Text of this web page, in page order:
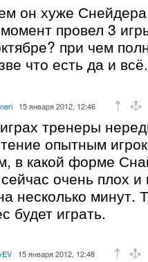
он хуже
провел 3
при чем
что есть да и всё.
15 января 2012, 12:46
тренеры
опытным
в какой форме
очень плох
несколько минут.
будет играть.
15 января 2012, 12:48